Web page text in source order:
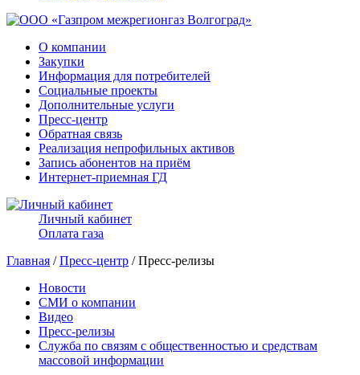
О компании
Закупки
Информация для потребителей
Социальные проекты
Дополнительные услуги
Пресс-центр
Обратная связь
Реализация непрофильных активов
Запись абонентов на приём
Интернет-приемная ГД
Личный кабинет
Оплата газа
Главная /Пресс-центр / Пресс-релизы
Новости
СМИ о компании
Видео
Пресс-релизы
Служба по связям с общественностью и средствам
массовой информации